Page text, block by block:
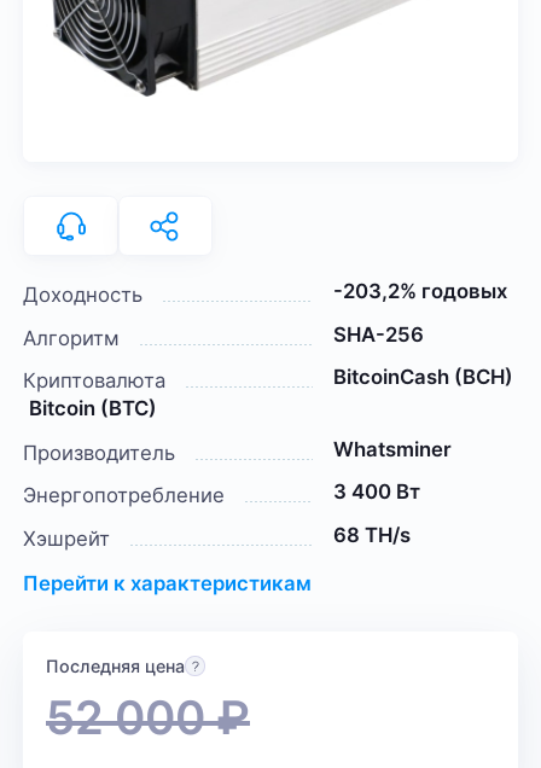
Доходность
-203,2% годовых
Алгоритм
SHA-256
Криптовалюта
BitcoinCash (BCH)
Bitcoin (BTC)
Производитель
Whatsminer
Энергопотребление
3 400 Вт
Хэшрейт
68 TH/s
Перейти к характеристикам
Последняя цена
52 000₽